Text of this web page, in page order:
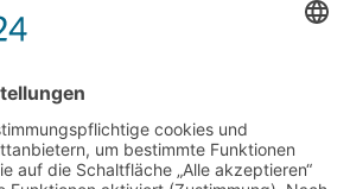
protect.de
der TEWI Gruppe